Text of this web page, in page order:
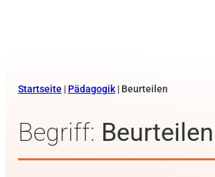
Startseite | Pädagogik| Beurteilen
Begriff: Beurteilen